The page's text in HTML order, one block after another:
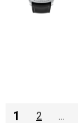
1 2